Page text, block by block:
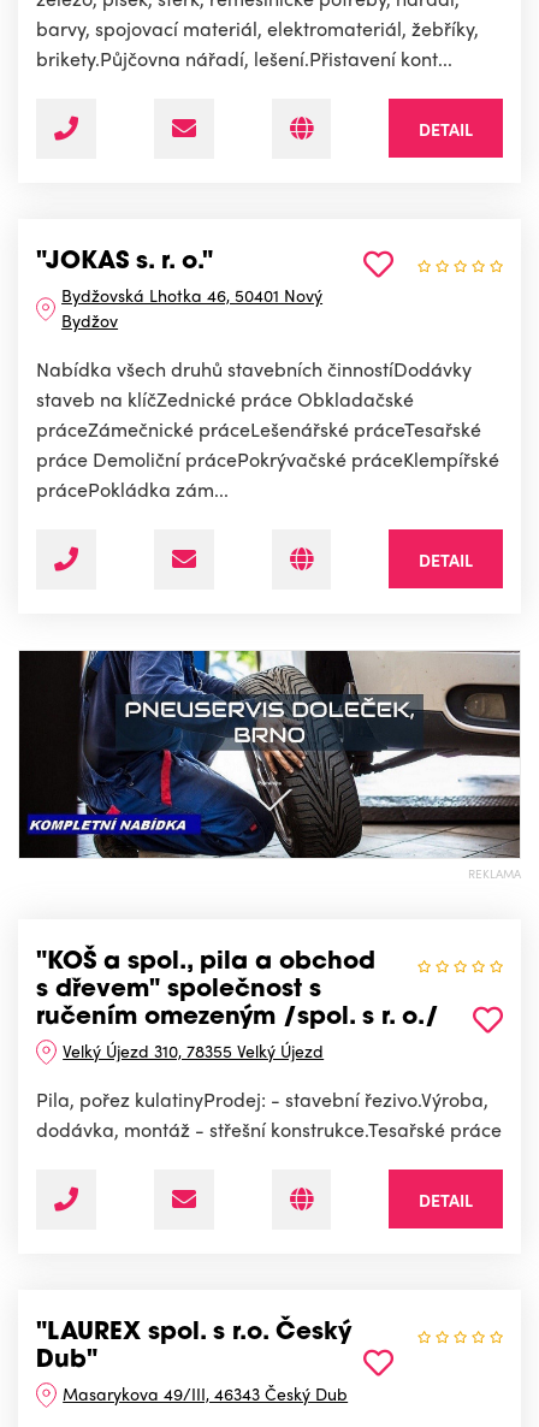
barvy, spojovací materiál, elektromateriál, žebříky,
brikety.Půjčovna nářadí, lešení.Přistavení kont...
DETAIL
"JOKAS s. r. o."
Bydžovská Lhotka 46, 50401 Nový
Bydžov
Nabídka všech druhů stavebních činnostíDodávky
staveb na klíčZednické práce Obkladačské
práceZámečnické práceLešenářské práceTesařské
práce Demoliční prácePokrývačské práceKlempířské
prácePokládka zám...
DETAIL
REKLAMA
"KOŠ a spol., pila a obchod
s dřevem" společnost s
ručením omezeným /spol. s r. o./
Velký Újezd 310, 78355 Velký Újezd
Pila, pořez kulatinyProdej: - stavební řezivo.Výroba,
dodávka, montáž - střešní konstrukce.Tesařské práce
DETAIL
"LAUREX spol. s r.o. Český
Dub"
Masarykova 49/III, 46343 Český Dub